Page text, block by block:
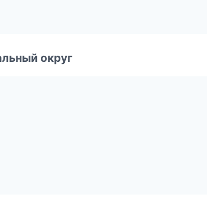
округ